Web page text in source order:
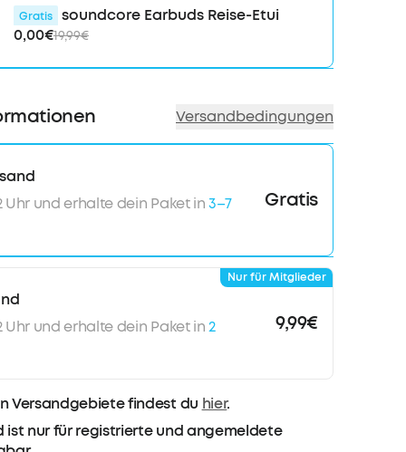
Gratis
soundcore Earbuds Reise-Etui
0,00€19,99€
Versandbedingungen
Uhr und erhalte dein Paket in3–7 Gratis
Uhr und erhalte dein Paket in2 9,99€
Nur für Mitglieder
Versandgebiete findest du hier.
ist nur für registrierte und angemeldete